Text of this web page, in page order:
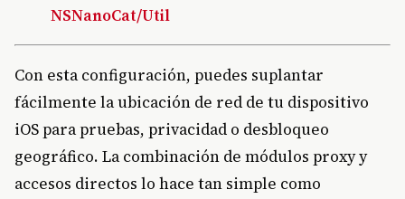
NSNanoCat/Util
Con esta configuración, puedes suplantar
fácilmente la ubicación de red de tu dispositivo
iOS para pruebas, privacidad o desbloqueo
geográfico. La combinación de módulos proxy y
accesos directos lo hace tan simple como